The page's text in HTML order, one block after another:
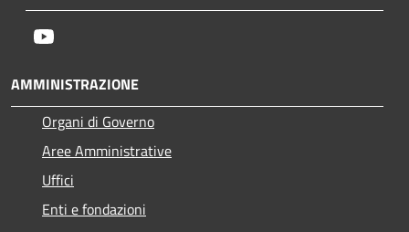
AMMINISTRAZIONE
Organi di Governo
Aree Amministrative
Uffici
Enti e fondazioni